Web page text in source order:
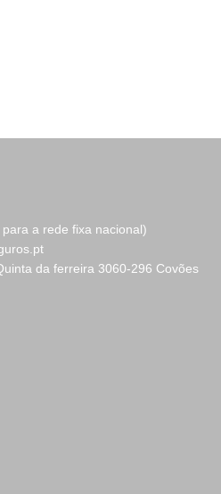
a rede fixa nacional)
da ferreira 3060-296 Covões